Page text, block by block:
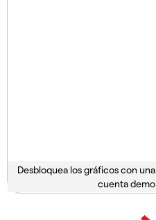
Desbloquea los gráficos con una
cuenta demo